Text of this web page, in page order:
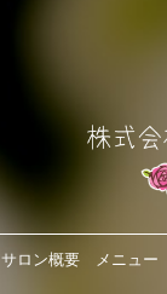
サロン概要 メニュー